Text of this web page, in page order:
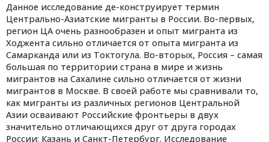
Данное исследование де-конструирует термин
Центрально-Азиатские мигранты в России. Во-первых,
регион ЦА очень разнообразен и опыт мигранта из
Ходжента сильно отличается от опыта мигранта из
Самарканда или из Токтогула. Во-вторых, Россия – самая
большая по территории страна в мире и жизнь
мигрантов на Сахалине сильно отличается от жизни
мигрантов в Москве. В своей работе мы сравнивали то,
как мигранты из различных регионов Центральной
Азии осваивают Российские фронтьеры в двух
значительно отличающихся друг от друга городах
России: Казань и Санкт-Петербург. Исследование